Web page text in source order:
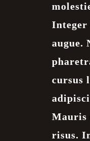
Integer
augue.
cursus
Mauris
risus.